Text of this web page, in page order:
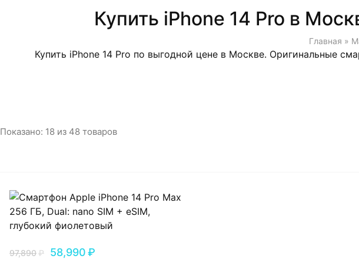
Watch
Игровые приставки
Главная »
Купить iPhone 14 Pro в
Купить iPhone 14 Pro по выгодной цене в Москве. Оригинальные
Показано: 18 из 48 товаров
97,890₽ 58,990₽